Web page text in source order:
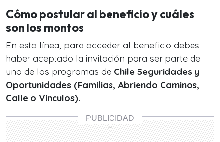
Cómo postular al beneficio y cuáles
son los montos
En esta línea, para acceder al beneficio debes
haber aceptado la invitación para ser parte de
uno de los programas de Chile Seguridades y
Oportunidades (Familias, Abriendo Caminos,
Calle o Vínculos).